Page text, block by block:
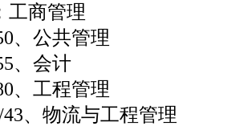
工商管理
、公共管理
、会计
、工程管理
43、物流与工程管理